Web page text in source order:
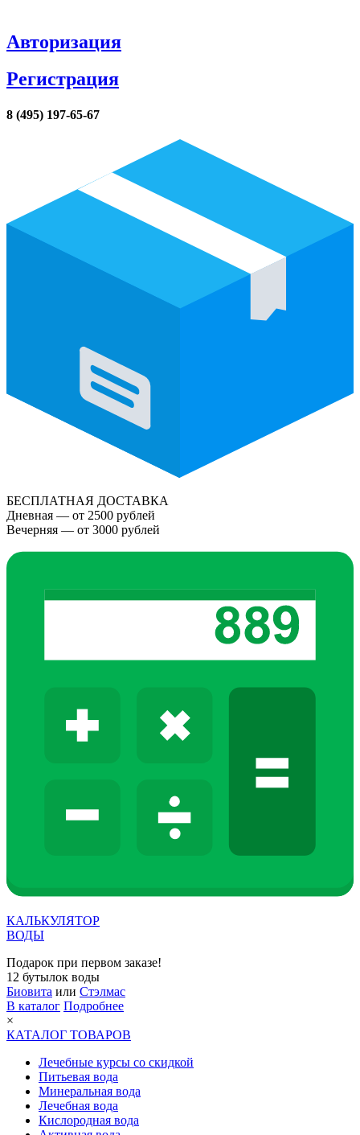
Авторизация
Регистрация
8 (495) 197-65-67
БЕСПЛАТНАЯ ДОСТАВКА
Дневная — от 2500 рублей
Вечерняя — от 3000 рублей
КАЛЬКУЛЯТОР
ВОДЫ
Подарок при первом заказе!
12 бутылок воды
Биовита или Стэлмас
В каталог Подробнее
×
КАТАЛОГ ТОВАРОВ
Лечебные курсы со скидкой
Питьевая вода
Минеральная вода
Лечебная вода
Кислородная вода